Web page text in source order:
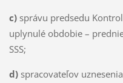
c)správu predsedu
uplynulé obdobie –
SSS;
d)spracovateľov uznesenia